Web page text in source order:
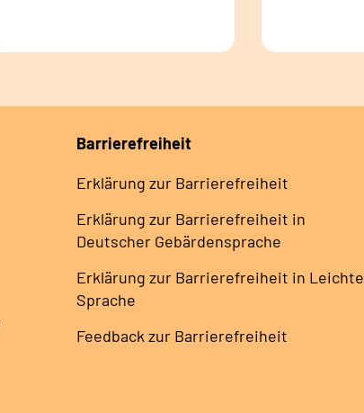
Barrierefreiheit
Erklärung zur Barrierefreiheit
Erklärung zur Barrierefreiheit in
Deutscher Gebärdensprache
Erklärung zur Barrierefreiheit in
Sprache
Feedback zur Barrierefreiheit